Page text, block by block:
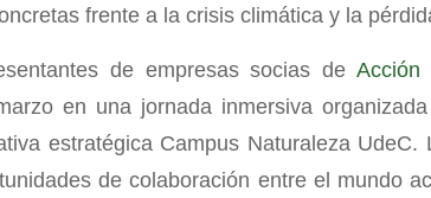
frente a la crisis climática y la
de empresas socias deAcción
en una jornada inmersiva
estratégica Campus Naturaleza UdeC.
de colaboración entre el mundo